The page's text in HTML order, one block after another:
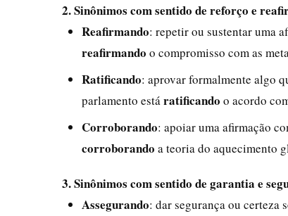
2. Sinônimos com sentido de reforço e
Reafirmando: repetir ou sustentar uma
reafirmando o compromisso com as
Ratificando: aprovar formalmente algo
parlamento está ratificando o acordo
Corroborando: apoiar uma afirmação
corroborando a teoria do aquecimento
3. Sinônimos com sentido de garantia e
Assegurando: dar segurança ou certeza